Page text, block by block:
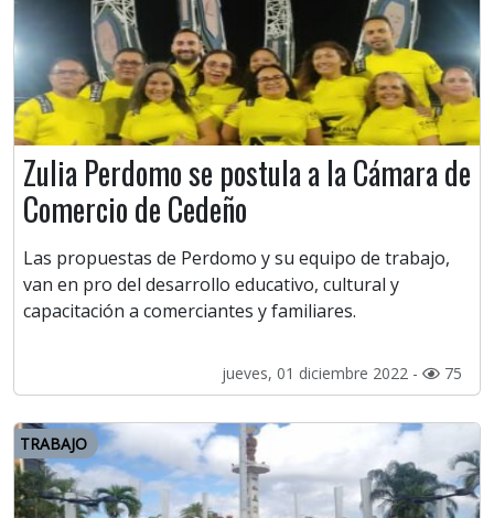
Zulia Perdomo se postula a la Cámara de
Comercio de Cedeño
Las propuestas de Perdomo y su equipo de trabajo,
van en pro del desarrollo educativo, cultural y
capacitación a comerciantes y familiares.
jueves, 01 diciembre 2022 - 75
TRABAJO